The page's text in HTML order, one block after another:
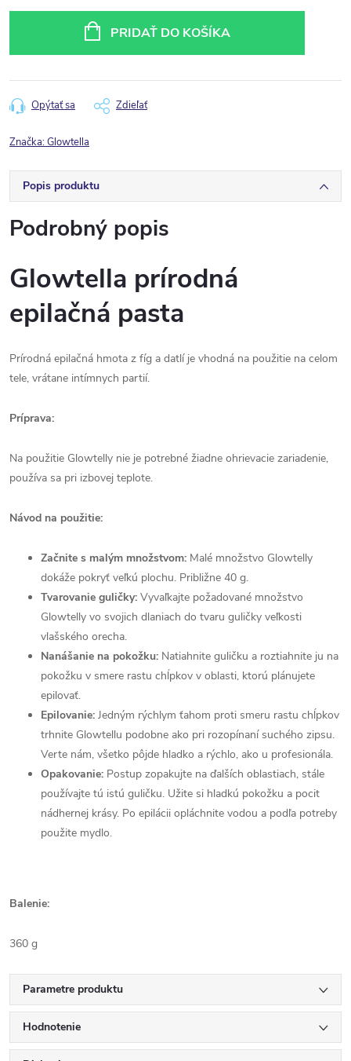
PRIDAŤ DO KOŠÍKA
Opýtať sa Zdieľať
Značka:Glowtella
Popis produktu
Podrobný popis
Glowtella prírodná
epilačná pasta
Prírodná epilačná hmota z fíg a datlí je vhodná na použitie na celom
tele, vrátane intímnych partií.
Príprava:
Na použitie Glowtelly nie je potrebné žiadne ohrievacie zariadenie,
používa sa pri izbovej teplote.
Návod na použitie:
Začnite s malým množstvom: Malé množstvo Glowtelly
dokáže pokryť veľkú plochu. Približne 40 g.
Tvarovanie guličky: Vyvaľkajte požadované množstvo
Glowtelly vo svojich dlaniach do tvaru guličky veľkosti
vlašského orecha.
Nanášanie na pokožku: Natiahnite guličku a roztiahnite ju na
pokožku v smere rastu chĺpkov v oblasti, ktorú plánujete
epilovať.
Epilovanie: Jedným rýchlym ťahom proti smeru rastu chĺpkov
trhnite Glowtellu podobne ako pri rozopínaní suchého zipsu.
Verte nám, všetko pôjde hladko a rýchlo, ako u profesionála.
Opakovanie: Postup zopakujte na ďalších oblastiach, stále
používajte tú istú guličku. Užite si hladkú pokožku a pocit
nádhernej krásy. Po epilácii opláchnite vodou a podľa potreby
použite mydlo.
Balenie:
360 g
Parametre produktu
Hodnotenie